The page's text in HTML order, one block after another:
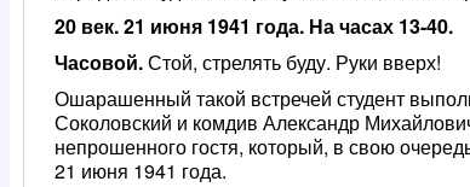
20 век. 21 июня 1941 года. На часах 13-40.
Часовой.Стой, стрелять буду. Руки вверх!
Ошарашенный такой встречей студент
Соколовский и комдив Александр
непрошенного гостя, который, в свою
21 июня 1941 года.